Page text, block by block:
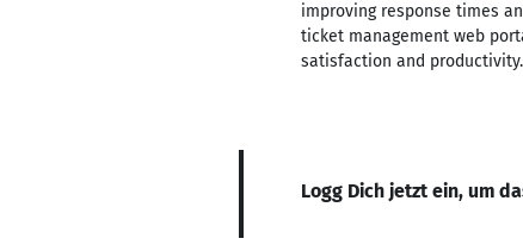
improving response times
ticket management web
satisfaction and productivity.
Logg Dich jetzt ein, um